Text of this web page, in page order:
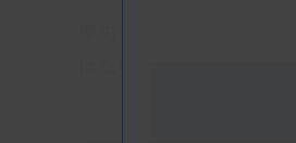
厚労省の担当者は、「